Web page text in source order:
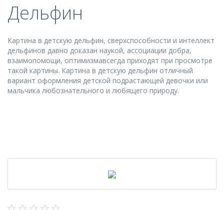
Дельфин
Картина в детскую дельфин, сверхспособности и интеллект
дельфинов давно доказан наукой, ассоциации добра,
взаимопомощи, оптимизмавсегда приходят при просмотре
такой картины. Картина в детскую дельфин отличный
вариант оформления детской подрастающей девочки или
мальчика любознательного и любящего природу.